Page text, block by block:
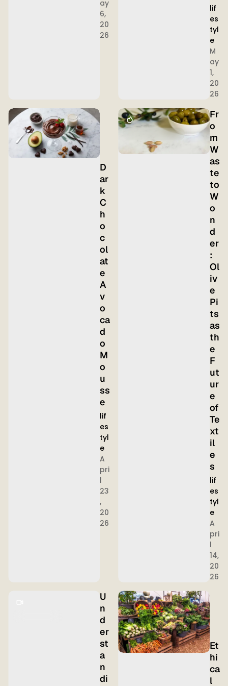
ay
6,
20
26
lif
es
tyl
e
M
ay
1,
20
26
D
ar
k
C
h
o
c
ol
at
e
A
v
o
ca
d
o
M
o
u
ss
e
lif
es
tyl
e
A
pri
l
23
,
20
26
Fr
o
m
W
as
te
to
W
o
n
d
er
:
Ol
iv
e
Pi
ts
as
th
e
F
ut
ur
e
of
Te
xt
il
e
s
lif
es
tyl
e
A
pri
l
14,
20
26
U
n
d
er
st
a
n
di
Et
hi
ca
l